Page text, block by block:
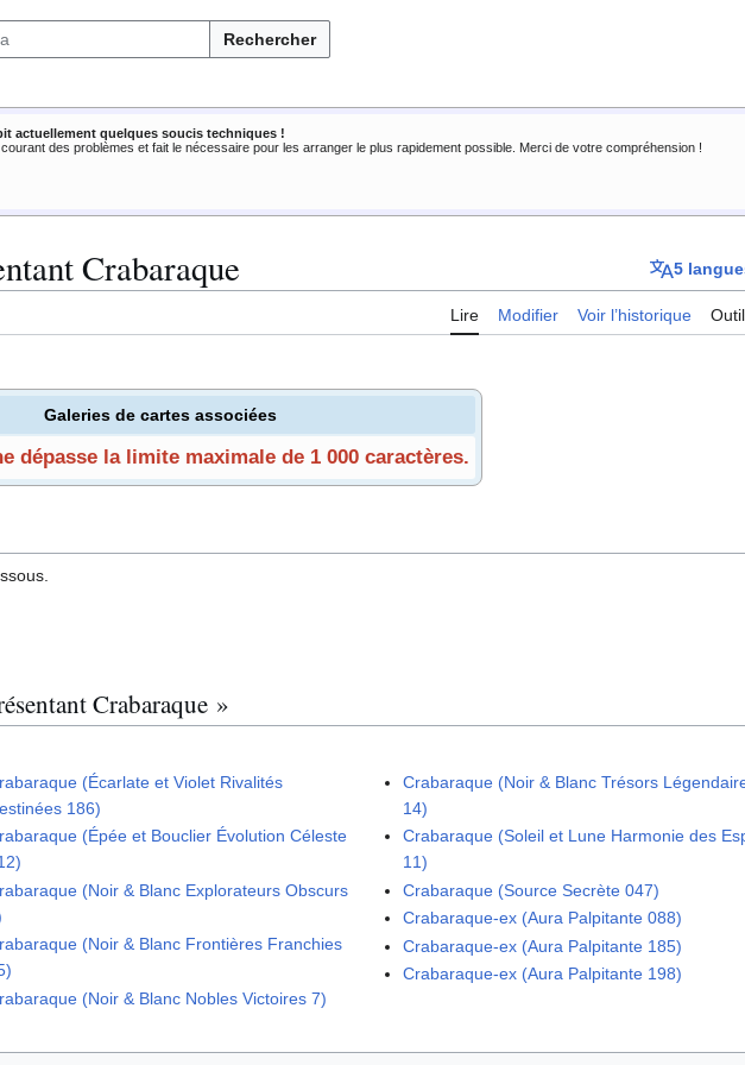
Rechercher
actuellement quelques soucis techniques !
courant des problèmes et fait le nécessaire pour les arranger le plus rapidement possible. Merci de votre compréhension !
Crabaraque 5
Lire Modifier Voir l’historique
Galeries de cartes associées
dépasse la limite maximale de 1 000 caractères.
Crabaraque »
(Écarlate et Violet Rivalités
186)
(Épée et Bouclier Évolution Céleste
(Noir & Blanc Explorateurs Obscurs
(Noir & Blanc Frontières Franchies
(Noir & Blanc Nobles Victoires 7)
Crabaraque (Noir & Blanc Trésors
14)
Crabaraque (Soleil et Lune Harmonie des
11)
Crabaraque (Source Secrète 047)
Crabaraque-ex (Aura Palpitante 088)
Crabaraque-ex (Aura Palpitante 185)
Crabaraque-ex (Aura Palpitante 198)